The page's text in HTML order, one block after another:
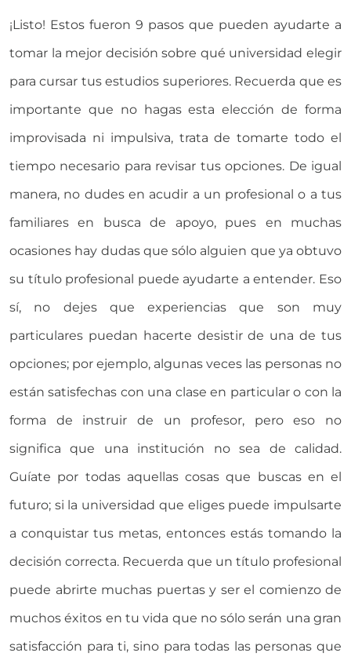
¡Listo! Estos fueron 9 pasos que pueden ayudarte a
tomar la mejor decisión sobre qué universidad elegir
para cursar tus estudios superiores. Recuerda que es
importante que no hagas esta elección de forma
improvisada ni impulsiva, trata de tomarte todo el
tiempo necesario para revisar tus opciones. De igual
manera, no dudes en acudir a un profesional o a tus
familiares en busca de apoyo, pues en muchas
ocasiones hay dudas que sólo alguien que ya obtuvo
su título profesional puede ayudarte a entender. Eso
sí, no dejes que experiencias que son muy
particulares puedan hacerte desistir de una de tus
opciones; por ejemplo, algunas veces las personas no
están satisfechas con una clase en particular o con la
forma de instruir de un profesor, pero eso no
significa que una institución no sea de calidad.
Guíate por todas aquellas cosas que buscas en el
futuro; si la universidad que eliges puede impulsarte
a conquistar tus metas, entonces estás tomando la
decisión correcta. Recuerda que un título profesional
puede abrirte muchas puertas y ser el comienzo de
muchos éxitos en tu vida que no sólo serán una gran
satisfacción para ti, sino para todas las personas que